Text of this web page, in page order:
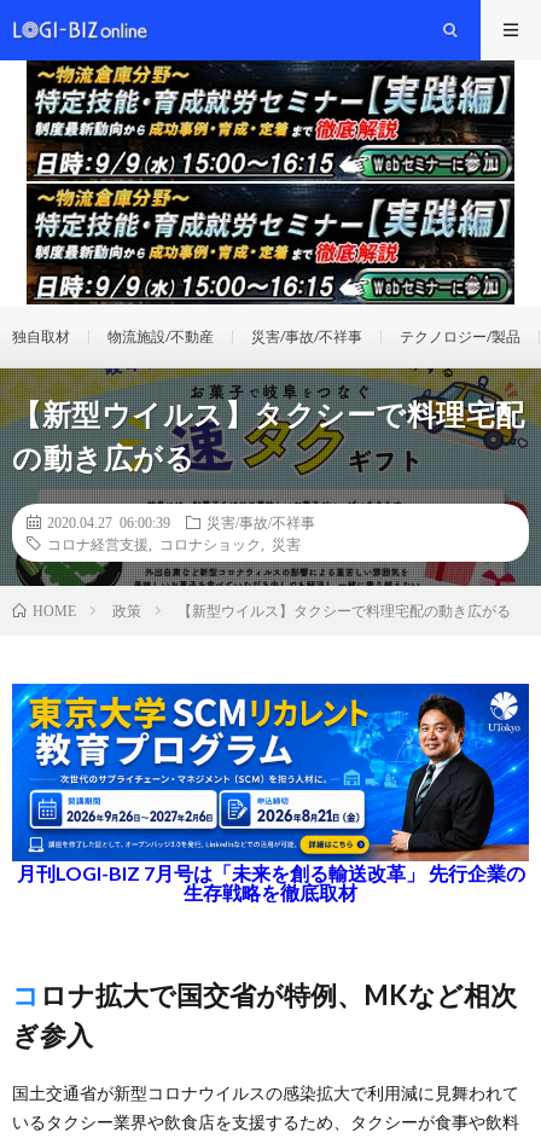
独自取材 物流施設/不動産 災害/事故/不祥事 テクノロジー/製品
【新型ウイルス】タクシーで料理宅配
の動き広がる
2020.04.27 06:00:39
災害/事故/不祥事
コロナ経営支援
コロナショック 災害
HOME 政策 【新型ウイルス】タクシーで料理宅配の動き広がる
月刊LOGI-BIZ 7月号は「未来を創る輸送改革」 先行企業の
生存戦略を徹底取材
コロナ拡大で国交省が特例、MKなど相次
ぎ参入
国土交通省が新型コロナウイルスの感染拡大で利用減に見舞われて
いるタクシー業界や飲食店を支援するため、タクシーが食事や飲料